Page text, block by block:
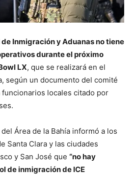
Inmigración y Aduanas no tiene
durante el próximo
LX, que se realizará en el
según un documento del comité
locales citado por
Área de la Bahía informó a los
Santa Clara y las ciudades
y San José que “no hay
de inmigración de ICE